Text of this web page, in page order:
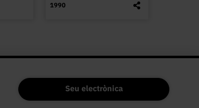
1990
Seu electrònica